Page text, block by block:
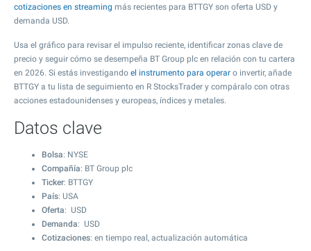
cotizaciones en streaming más recientes para BTTGY son oferta USD y
demanda USD.
Usa el gráfico para revisar el impulso reciente, identificar zonas clave de
precio y seguir cómo se desempeña BT Group plc en relación con tu cartera
en 2026. Si estás investigando el instrumento para operar o invertir, añade
BTTGY a tu lista de seguimiento en R StocksTrader y compáralo con otras
acciones estadounidenses y europeas, índices y metales.
Datos clave
Bolsa: NYSE
Compañía: BT Group plc
Ticker: BTTGY
País: USA
Oferta: USD
Demanda: USD
Cotizaciones: en tiempo real, actualización automática